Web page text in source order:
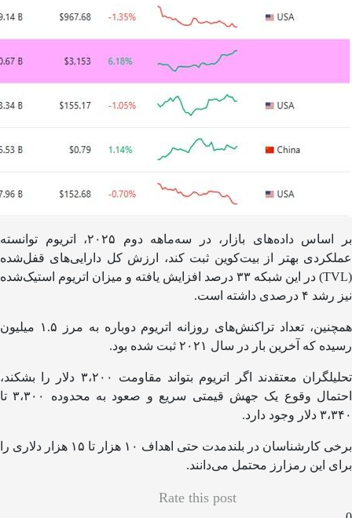
بر اساس داده‌های بازار، در سه‌ماهه دوم ۲۰۲۵، اتریوم توانسته
عملکردی بهتر از بیت‌کوین ثبت کند، ارزش کل دارایی‌های قفل‌شده
(TVL) در این شبکه ۳۳ درصد افزایش یافته و میزان اتریوم استیک‌شده
نیز رشد ۴ درصدی داشته است.
همچنین، تعداد تراکنش‌های روزانه اتریوم دوباره به مرز ۱.۵ میلیون
رسیده که آخرین بار در سال ۲۰۲۱ ثبت شده بود.
تحلیلگران معتقدند اگر اتریوم بتواند مقاومت ۳،۲۰۰ دلار را بشکند،
احتمال وقوع یک جهش قیمتی سریع و صعود به محدوده ۳،۳۰۰ تا
۳،۳۴۰ دلار وجود دارد.
برخی کارشناسان در بلندمدت حتی اهداف ۱۰ هزار تا ۱۵ هزار دلاری را
برای این رمزارز محتمل می‌دانند.
Rate this post